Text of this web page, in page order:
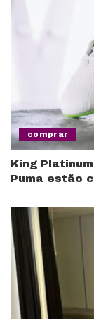
comprar
King
Puma estão